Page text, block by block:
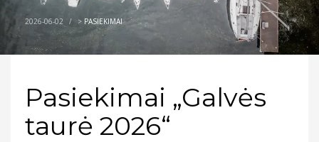
2026-06-02 / > PASIEKIMAI
Pasiekimai „Galvės
taurė 2026“